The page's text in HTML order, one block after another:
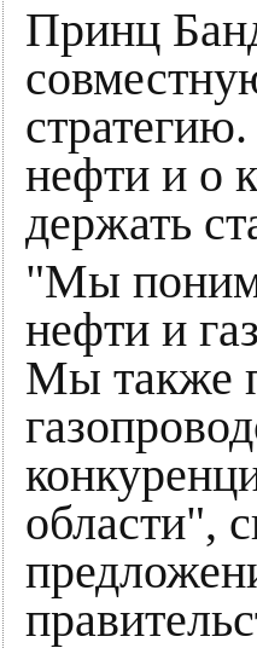
Принц
нефти и о
держать
"Мы
нефти и
Мы также
области",